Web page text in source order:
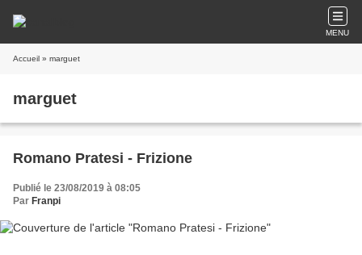
MENU
Accueil » marguet
marguet
Romano Pratesi - Frizione
Publié le 23/08/2019 à 08:05
Par Franpi